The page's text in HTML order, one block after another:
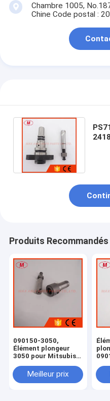
Chambre 1005,
Chine Code postal :
Produits Recommandés
090150-3050,
Élément plongeur
3050 pour Mitsubishi
Meilleur prix